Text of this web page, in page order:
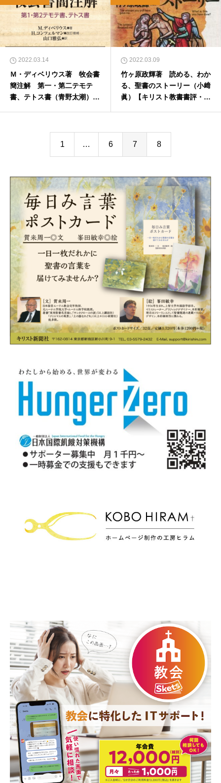
2022.03.14
Ｍ・ディベリウス著 牧会書
簡注解 第一・第二テモテ
書、テトス書（青野太潮）
2022.03.09
竹ヶ原政輝著 読める、わか
る、聖書のストーリー（小﨑
眞）【キリスト教書書評・本
1 … 6 7 8